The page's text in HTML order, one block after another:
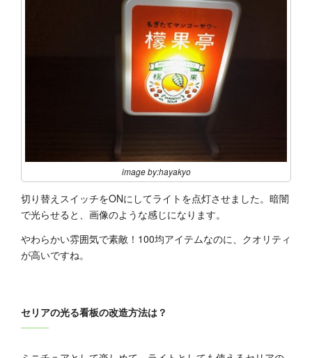
image by:hayakyo
切り替えスイッチをONにしてライトを点灯させました。暗闇
で光らせると、画像のような感じになります。
やわらかい雰囲気で素敵！100均アイテムなのに、クオリティ
が高いですね。
セリアの光る看板の改造方法は？